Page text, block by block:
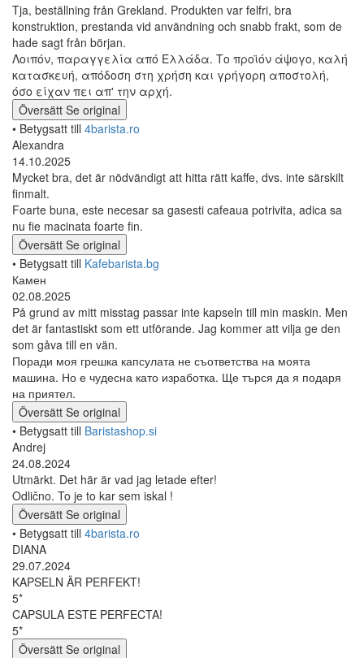
Tja, beställning från Grekland. Produkten var felfri, bra
konstruktion, prestanda vid användning och snabb frakt, som de
hade sagt från början.
Λοιπόν, παραγγελία από Ελλάδα. Το προϊόν άψογο, καλή
κατασκευή, απόδοση στη χρήση και γρήγορη αποστολή,
όσο είχαν πει απ' την αρχή.
Översätt Se original
• Betygsatt till 4barista.ro
Alexandra
14.10.2025
Mycket bra, det är nödvändigt att hitta rätt kaffe, dvs. inte särskilt
finmalt.
Foarte buna, este necesar sa gasesti cafeaua potrivita, adica sa
nu fie macinata foarte fin.
Översätt Se original
• Betygsatt till Kafebarista.bg
Камен
02.08.2025
På grund av mitt misstag passar inte kapseln till min maskin. Men
det är fantastiskt som ett utförande. Jag kommer att vilja ge den
som gåva till en vän.
Поради моя грешка капсулата не съответства на моята
машина. Но е чудесна като изработка. Ще търся да я подаря
на приятел.
Översätt Se original
• Betygsatt till Baristashop.si
Andrej
24.08.2024
Utmärkt. Det här är vad jag letade efter!
Odlično. To je to kar sem iskal !
Översätt Se original
• Betygsatt till 4barista.ro
DIANA
29.07.2024
KAPSELN ÄR PERFEKT!
5*
CAPSULA ESTE PERFECTA!
5*
Översätt Se original